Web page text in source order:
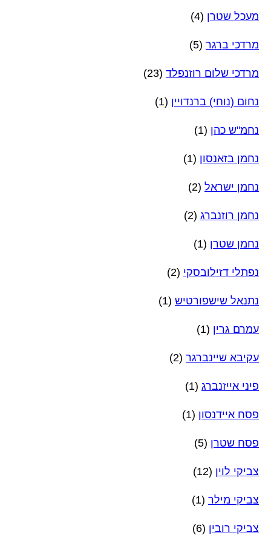
מעכל שטרן (4)
מרדכי ברגר (5)
מרדכי שלום רוזנפלד (23)
נחום (נוחי) ברנדויין (1)
נחמ"ש כהן (1)
נחמן בזאנסון (1)
נחמן ישראל (2)
נחמן רוזנברג (2)
נחמן שטרן (1)
נפתלי דזילובסקי (2)
נתנאל שישפורטיש (1)
עמרם גרין (1)
עקיבא שיינברגר (2)
פיני אייזנברג (1)
פסח איידנסון (1)
פסח שטרן (5)
צביקי לוין (12)
צביקי מילר (1)
צביקי רובין (6)